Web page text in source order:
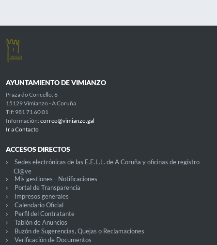
AYUNTAMIENTO DE VIMIANZO
Praza do Concello, 6
15129 Vimianzo - A Coruña
Tlf: 981 71 60 01
Información: correo@vimianzo.gal
Ir a Contacto
ACCESOS DIRECTOS
Sedes electrónicas de las E.E.L.L. de A Coruña y oficinas de registro
Cl@ve
Mis gestiones - Notificaciones
Portal de Transparencia
Impresos generales
Calendario Oficial
Perfil del Contratante
Tablón de Anuncios
Buzón de Sugerencias, Quejas o Reclamaciones
Verificación de Documentos